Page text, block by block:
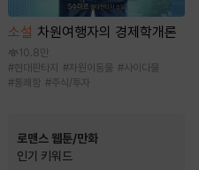
소설 차원여행자의 경제학개론
10.8만
#현대판타지 #차원이동물 #사이다물
#통쾌함 #주식/투자
로맨스 웹툰/만화
인기 키워드